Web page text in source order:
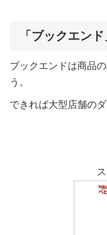
「ブックエン
ブックエンドは商品
う。
できれば大型店舗のダ